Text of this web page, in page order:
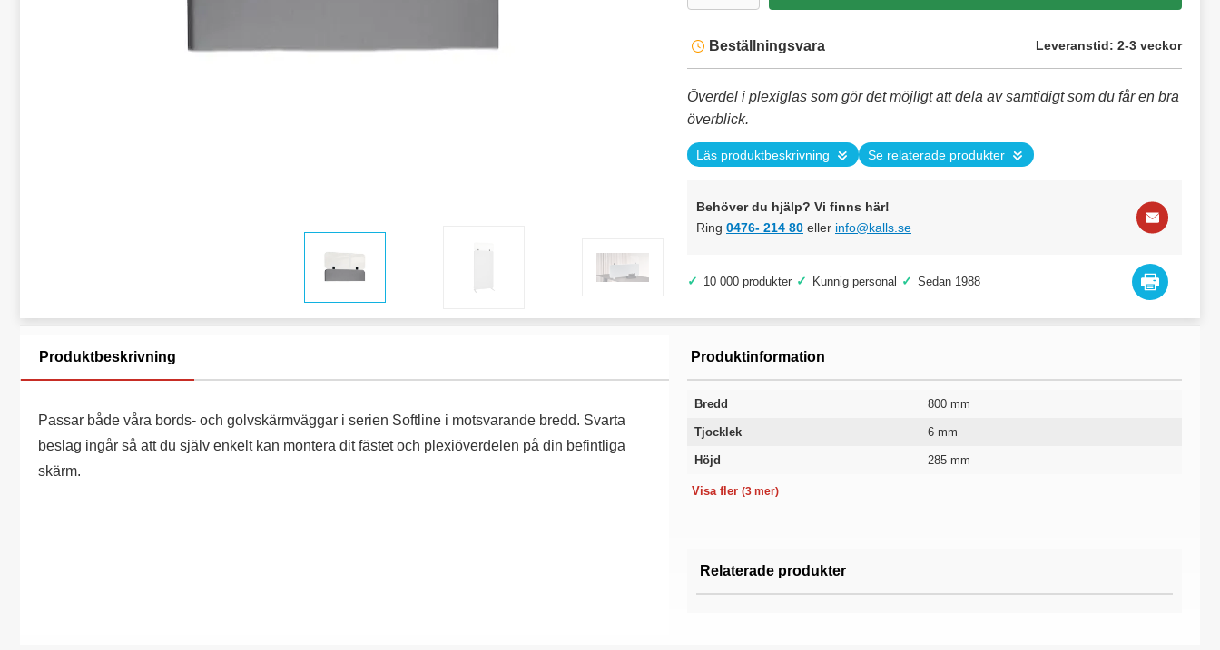
Beställningsvara Leveranstid: 2-3 veckor
Överdel i plexiglas som gör det möjligt att dela av samtidigt som du får en bra
överblick.
Läs produktbeskrivning Se relaterade produkter
Behöver du hjälp? Vi finns här!
Ring 0476- 214 80 eller info@kalls.se
✓ 10 000 produkter ✓ Kunnig personal ✓ Sedan 1988
Produktbeskrivning
Passar både våra bords- och golvskärmväggar i serien Softline i motsvarande bredd. Svarta
beslag ingår så att du själv enkelt kan montera dit fästet och plexiöverdelen på din befintliga
skärm.
Produktinformation
Bredd 800 mm
Tjocklek 6 mm
Höjd
285 mm
Visa fler (3 mer)
Relaterade produkter